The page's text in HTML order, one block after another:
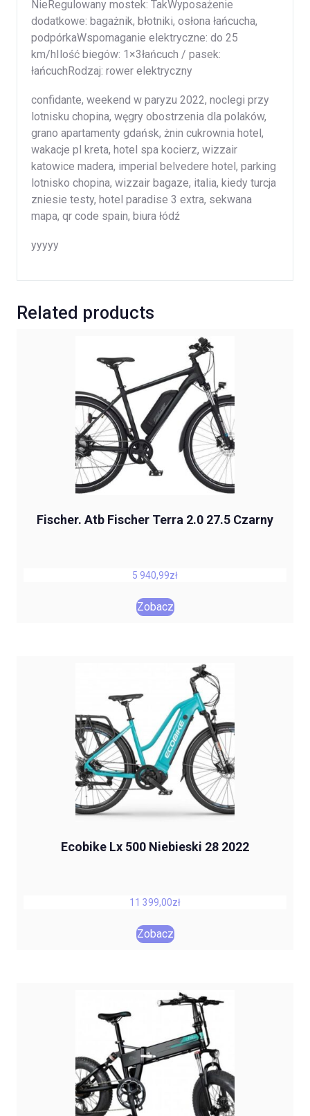
NieRegulowany mostek: TakWyposażenie
dodatkowe: bagażnik, błotniki, osłona łańcucha,
podpórkaWspomaganie elektryczne: do 25
km/hIlość biegów: 1×3łańcuch / pasek:
łańcuchRodzaj: rower elektryczny
confidante, weekend w paryzu 2022, noclegi przy
lotnisku chopina, węgry obostrzenia dla polaków,
grano apartamenty gdańsk, żnin cukrownia hotel,
wakacje pl kreta, hotel spa kocierz, wizzair
katowice madera, imperial belvedere hotel, parking
lotnisko chopina, wizzair bagaze, italia, kiedy turcja
zniesie testy, hotel paradise 3 extra, sekwana
mapa, qr code spain, biura łódź
yyyyy
Related products
Fischer. Atb Fischer Terra 2.0 27.5 Czarny
5 940,99zł
Zobacz
Ecobike Lx 500 Niebieski 28 2022
11 399,00zł
Zobacz